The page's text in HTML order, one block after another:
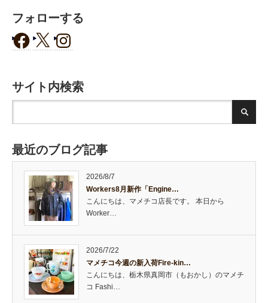
フォローする
サイト内検索
最近のブログ記事
2026/8/7
Workers8月新作「Engine…
こんにちは、マメチコ店長です。 本日から
Worker…
2026/7/22
マメチコ今週の新入荷Fire-kin…
こんにちは、栃木県真岡市（もおかし）のマメチ
コ Fashi…